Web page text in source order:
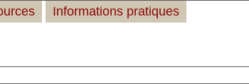
Informations pratiques